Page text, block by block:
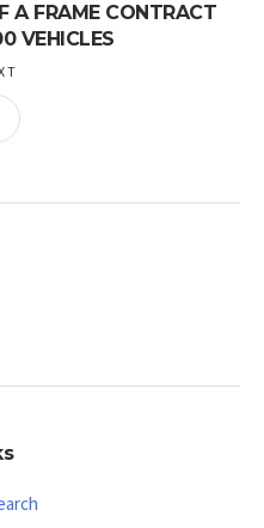
A FRAME CONTRACT
VEHICLES